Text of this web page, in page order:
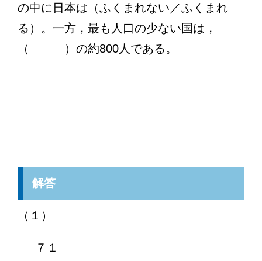
の中に日本は（ふくまれない／ふくまれ
る）。一方，最も人口の少ない国は，
（ ）の約800人である。
解答
（１）
７１